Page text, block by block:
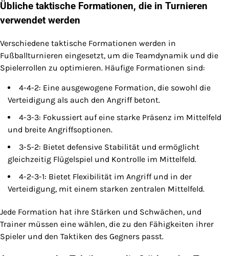
Übliche taktische Formationen, die in Turnieren
verwendet werden
Verschiedene taktische Formationen werden in
Fußballturnieren eingesetzt, um die Teamdynamik und die
Spielerrollen zu optimieren. Häufige Formationen sind:
4-4-2: Eine ausgewogene Formation, die sowohl die
Verteidigung als auch den Angriff betont.
4-3-3: Fokussiert auf eine starke Präsenz im Mittelfeld
und breite Angriffsoptionen.
3-5-2: Bietet defensive Stabilität und ermöglicht
gleichzeitig Flügelspiel und Kontrolle im Mittelfeld.
4-2-3-1: Bietet Flexibilität im Angriff und in der
Verteidigung, mit einem starken zentralen Mittelfeld.
Jede Formation hat ihre Stärken und Schwächen, und
Trainer müssen eine wählen, die zu den Fähigkeiten ihrer
Spieler und den Taktiken des Gegners passt.